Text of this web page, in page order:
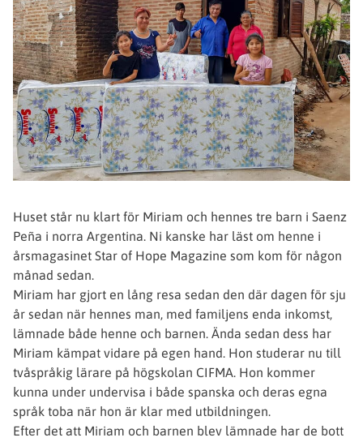
Huset står nu klart för Miriam och hennes tre barn i Saenz
Peña i norra Argentina. Ni kanske har läst om henne i
årsmagasinet Star of Hope Magazine som kom för någon
månad sedan.
Miriam har gjort en lång resa sedan den där dagen för sju
år sedan när hennes man, med familjens enda inkomst,
lämnade både henne och barnen. Ända sedan dess har
Miriam kämpat vidare på egen hand. Hon studerar nu till
tvåspråkig lärare på högskolan CIFMA. Hon kommer
kunna under undervisa i både spanska och deras egna
språk toba när hon är klar med utbildningen.
Efter det att Miriam och barnen blev lämnade har de bott